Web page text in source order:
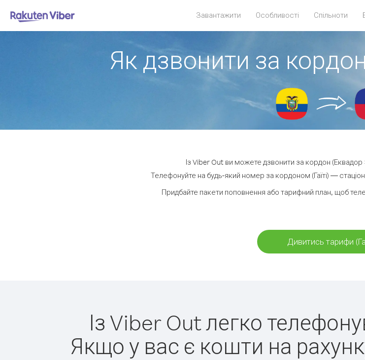
Завантажити Особливості Спільноти
Як дзвонити за
Із Viber Out ви можете дзвонити за кордон (Еквадор
Телефонуйте на будь-який номер за кордоном (Гаїті) —
Придбайте пакети поповнення або тарифний план, щоб
Дивитись тарифи
Із Viber Out легко
Якщо у вас є кошти на